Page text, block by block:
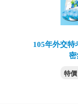
105年外交特
特